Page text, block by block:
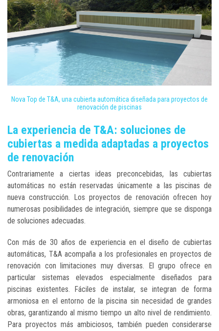
Nova Top de T&A, una cubierta automática diseñada para proyectos de
renovación de piscinas
La experiencia de T&A: soluciones de
cubiertas a medida adaptadas a proyectos
de renovación
Contrariamente a ciertas ideas preconcebidas, las cubiertas
automáticas no están reservadas únicamente a las piscinas de
nueva construcción. Los proyectos de renovación ofrecen hoy
numerosas posibilidades de integración, siempre que se disponga
de soluciones adecuadas.
Con más de 30 años de experiencia en el diseño de cubiertas
automáticas, T&A acompaña a los profesionales en proyectos de
renovación con limitaciones muy diversas. El grupo ofrece en
particular sistemas elevados especialmente diseñados para
piscinas existentes. Fáciles de instalar, se integran de forma
armoniosa en el entorno de la piscina sin necesidad de grandes
obras, garantizando al mismo tiempo un alto nivel de rendimiento.
Para proyectos más ambiciosos, también pueden considerarse